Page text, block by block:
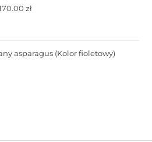
zł
asparagus (Kolor fioletowy)